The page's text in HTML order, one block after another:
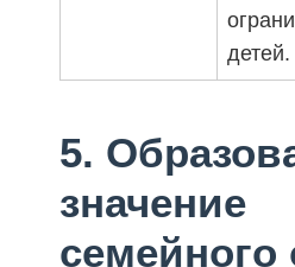
детей.
5.
значение
семейного